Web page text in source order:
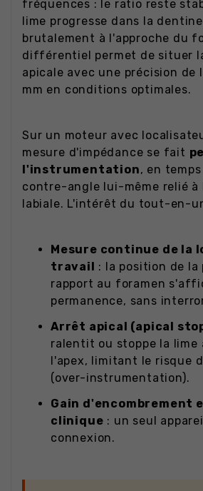
fréquences : le ratio reste
lime progresse dans la
brutalement à l'approche du
différentiel permet de situer
apicale avec une précision de
mm en conditions optimales.
Sur un moteur avec
mesure d'impédance se fait
l'instrumentation, en
contre-angle lui-même relié à
labiale. L'intérêt du tout-en-
Mesure continue de la
travail : la position de la
rapport au foramen
permanence, sans
Arrêt apical (apical
ralentit ou stoppe la lime
l'apex, limitant le risque
(over-instrumentation).
Gain d'encombrement
clinique : un seul
connexion.